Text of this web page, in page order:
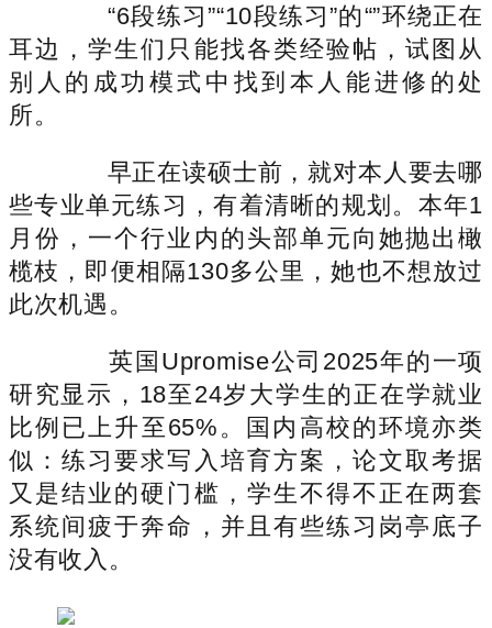
“6段练习”“10段练习”的“”环绕正在
耳边，学生们只能找各类经验帖，试图从
别人的成功模式中找到本人能进修的处
所。
早正在读硕士前，就对本人要去哪
些专业单元练习，有着清晰的规划。本年1
月份，一个行业内的头部单元向她抛出橄
榄枝，即便相隔130多公里，她也不想放过
此次机遇。
英国Upromise公司2025年的一项
研究显示，18至24岁大学生的正在学就业
比例已上升至65%。国内高校的环境亦类
似：练习要求写入培育方案，论文取考据
又是结业的硬门槛，学生不得不正在两套
系统间疲于奔命，并且有些练习岗亭底子
没有收入。